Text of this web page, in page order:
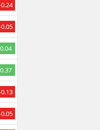
0.04
0.37